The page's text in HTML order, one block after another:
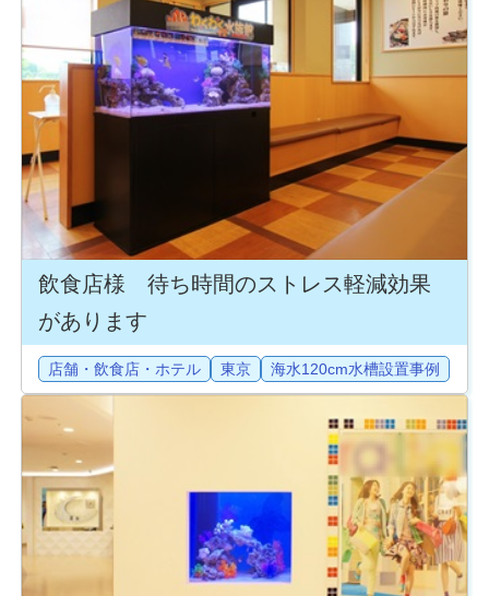
飲食店様 待ち時間のストレス軽減効果
があります
店舗・飲食店・ホテル 東京 海水120cm水槽設置事例